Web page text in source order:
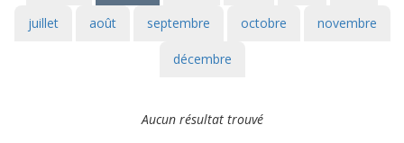
juillet août septembre octobre novembre
décembre
Aucun résultat trouvé